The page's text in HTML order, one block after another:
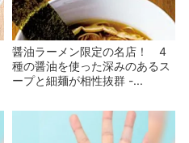
醤油ラーメン限定の名店！ 4
種の醤油を使った深みのあるス
ープと細麺が相性抜群 -...